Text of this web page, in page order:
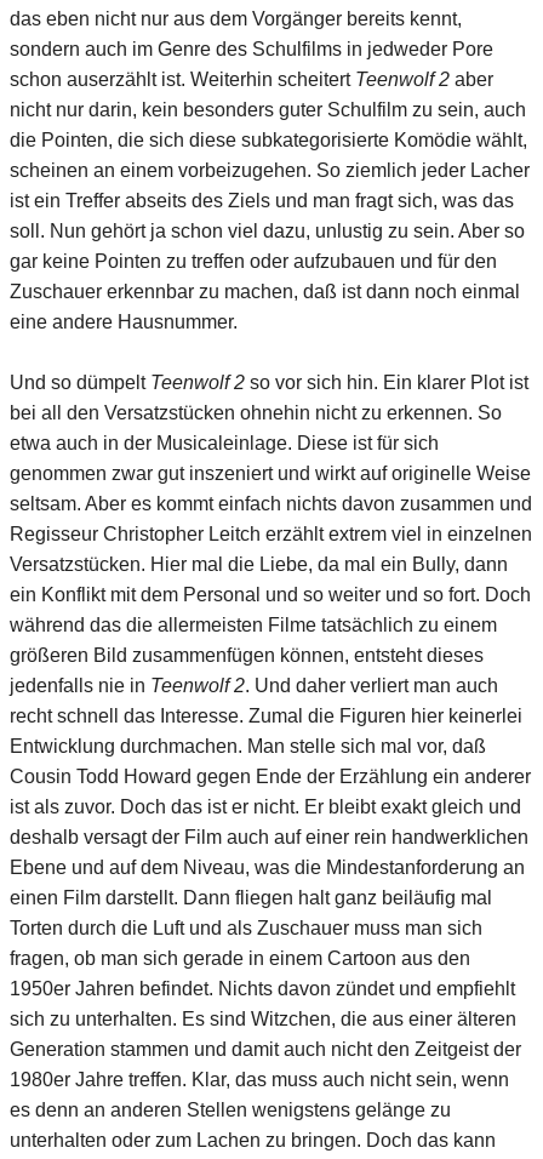
das eben nicht nur aus dem Vorgänger bereits kennt,
sondern auch im Genre des Schulfilms in jedweder Pore
schon auserzählt ist. Weiterhin scheitert Teenwolf 2 aber
nicht nur darin, kein besonders guter Schulfilm zu sein, auch
die Pointen, die sich diese subkategorisierte Komödie wählt,
scheinen an einem vorbeizugehen. So ziemlich jeder Lacher
ist ein Treffer abseits des Ziels und man fragt sich, was das
soll. Nun gehört ja schon viel dazu, unlustig zu sein. Aber so
gar keine Pointen zu treffen oder aufzubauen und für den
Zuschauer erkennbar zu machen, daß ist dann noch einmal
eine andere Hausnummer.
Und so dümpelt Teenwolf 2 so vor sich hin. Ein klarer Plot ist
bei all den Versatzstücken ohnehin nicht zu erkennen. So
etwa auch in der Musicaleinlage. Diese ist für sich
genommen zwar gut inszeniert und wirkt auf originelle Weise
seltsam. Aber es kommt einfach nichts davon zusammen und
Regisseur Christopher Leitch erzählt extrem viel in einzelnen
Versatzstücken. Hier mal die Liebe, da mal ein Bully, dann
ein Konflikt mit dem Personal und so weiter und so fort. Doch
während das die allermeisten Filme tatsächlich zu einem
größeren Bild zusammenfügen können, entsteht dieses
jedenfalls nie in Teenwolf 2. Und daher verliert man auch
recht schnell das Interesse. Zumal die Figuren hier keinerlei
Entwicklung durchmachen. Man stelle sich mal vor, daß
Cousin Todd Howard gegen Ende der Erzählung ein anderer
ist als zuvor. Doch das ist er nicht. Er bleibt exakt gleich und
deshalb versagt der Film auch auf einer rein handwerklichen
Ebene und auf dem Niveau, was die Mindestanforderung an
einen Film darstellt. Dann fliegen halt ganz beiläufig mal
Torten durch die Luft und als Zuschauer muss man sich
fragen, ob man sich gerade in einem Cartoon aus den
1950er Jahren befindet. Nichts davon zündet und empfiehlt
sich zu unterhalten. Es sind Witzchen, die aus einer älteren
Generation stammen und damit auch nicht den Zeitgeist der
1980er Jahre treffen. Klar, das muss auch nicht sein, wenn
es denn an anderen Stellen wenigstens gelänge zu
unterhalten oder zum Lachen zu bringen. Doch das kann